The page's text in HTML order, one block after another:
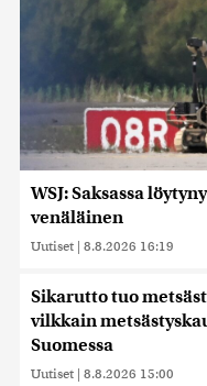
WSJ: Saksassa
venäläinen
Uutiset | 8.8.2026 16:19
Sikarutto tuo
vilkkain
Suomessa
Uutiset | 8.8.2026 15:00